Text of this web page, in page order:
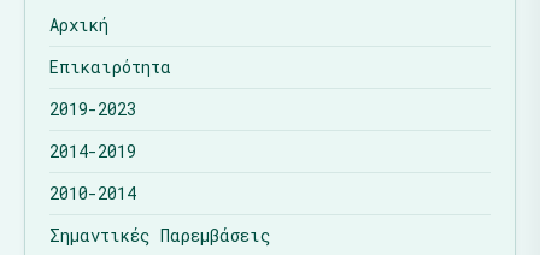
Αρχική
Επικαιρότητα
2019-2023
2014-2019
2010-2014
Σημαντικές Παρεμβάσεις